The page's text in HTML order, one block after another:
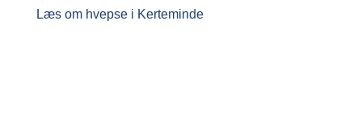
Læs om hvepse i Kerteminde